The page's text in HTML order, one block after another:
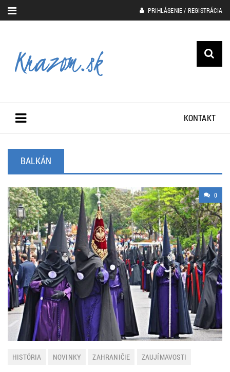
PRIHLÁSENIE / REGISTRÁCIA
KONTAKT
BALKÁN
0
HISTÓRIA NOVINKY ZAHRANIČIE ZAUJÍMAVOSTI